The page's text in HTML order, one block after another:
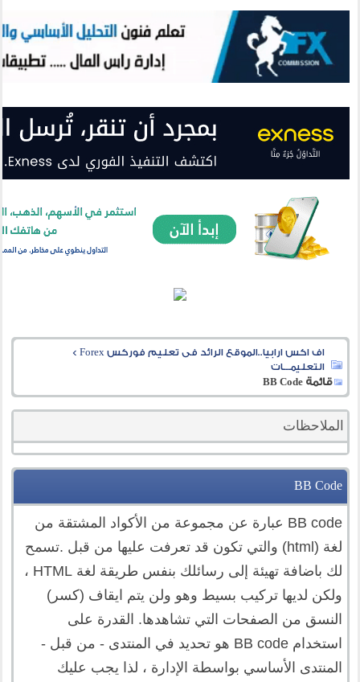
اف اكس ارابيا..الموقع الرائد فى تعليم فوركس Forex
>
التعليمـــات
قائمة BB Code
الملاحظات
BB Code
BB code عبارة عن مجموعة من الأكواد المشتقة من
لغة (html) والتي تكون قد تعرفت عليها من قبل .تسمح
لك باضافة تهيئة إلى رسائلك بنفس طريقة لغة HTML ،
ولكن لديها تركيب بسيط وهو ولن يتم ايقاف (كسر)
النسق من الصفحات التي تشاهدها. القدرة على
استخدام BB code هو تحديد في المنتدى - من قبل -
المنتدى الأساسي بواسطة الإدارة ، لذا يجب عليك